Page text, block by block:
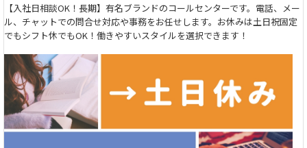
【入社日相談OK！長期】有名ブランドのコールセンターです。電話、メー
ル、チャットでの問合せ対応や事務をお任せします。お休みは土日祝固定
でもシフト休でもOK！働きやすいスタイルを選択できます！